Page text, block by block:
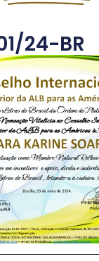
24-BR